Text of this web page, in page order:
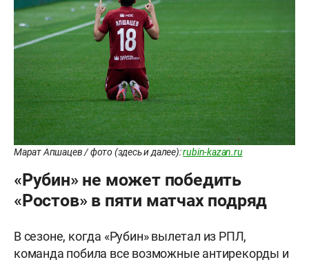
Марат Апшацев / фото (здесь и далее):rubin-kazan.ru
«Рубин» не может победить
«Ростов» в пяти матчах подряд
В сезоне, когда «Рубин» вылетал из РПЛ,
команда побила все возможные антирекорды и